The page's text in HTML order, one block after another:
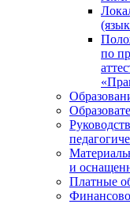
по
и
Платные